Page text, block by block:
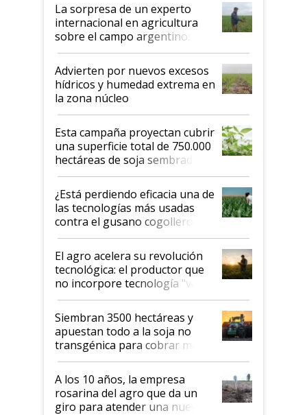
La sorpresa de un experto
internacional en agricultura
sobre el campo argentino:
"Estoy muy impresionado"
Advierten por nuevos excesos
hídricos y humedad extrema en
la zona núcleo
Esta campaña proyectan cubrir
una superficie total de 750.000
hectáreas de soja sembradas
con una nueva generación de
variedades que marcan un
salto tecnológico en genética y
rendimiento
¿Está perdiendo eficacia una de
las tecnologías más usadas
contra el gusano cogollero? El
desafío de una tecnología clave
El agro acelera su revolución
tecnológica: el productor que
no incorpore tecnología "va a
perder el tren"
Siembran 3500 hectáreas y
apuestan todo a la soja no
transgénica para cobrar más
por tonelada: compraron un
semillero
A los 10 años, la empresa
rosarina del agro que da un
giro para atender una nueva